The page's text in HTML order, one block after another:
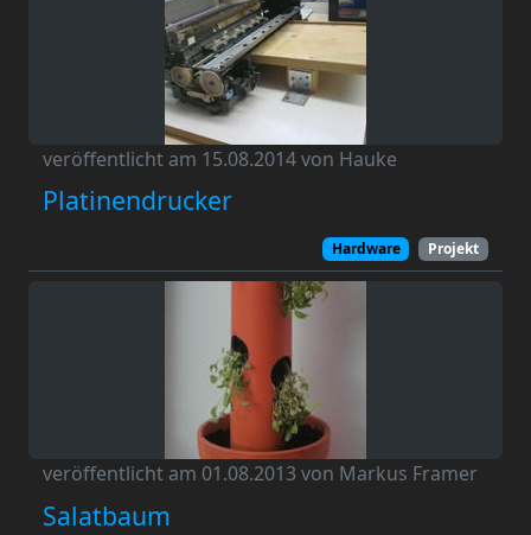
veröffentlicht am 15.08.2014 von Hauke
Platinendrucker
Hardware Projekt
veröffentlicht am 01.08.2013 von Markus Framer
Salatbaum